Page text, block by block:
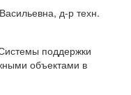
д-р техн.
поддержки
объектами в